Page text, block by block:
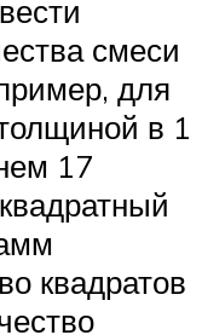
смеси
для
в 1
17
квадратов